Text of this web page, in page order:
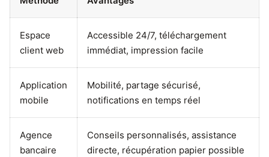
Espace
client web
Accessible 24/7, téléchargement
immédiat, impression facile
Application
mobile
Mobilité, partage sécurisé,
notifications en temps réel
Agence
bancaire
Conseils personnalisés, assistance
directe, récupération papier possible